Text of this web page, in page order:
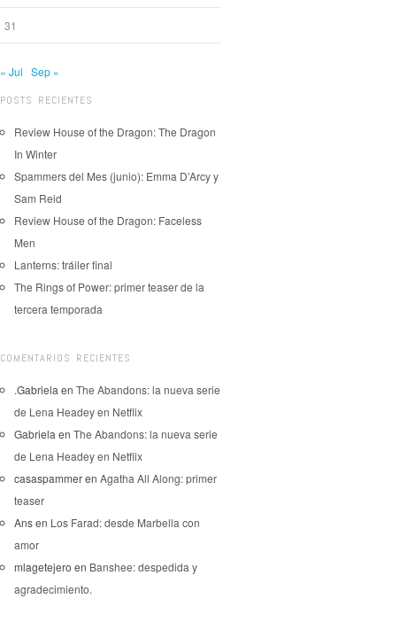
31
« Jul Sep »
POSTS RECIENTES
Review House of the Dragon: The Dragon
In Winter
Spammers del Mes (junio): Emma D’Arcy y
Sam Reid
Review House of the Dragon: Faceless
Men
Lanterns: tráiler final
The Rings of Power: primer teaser de la
tercera temporada
COMENTARIOS RECIENTES
.Gabriela en The Abandons: la nueva serie
de Lena Headey en Netflix
Gabriela en The Abandons: la nueva serie
de Lena Headey en Netflix
casaspammeren Agatha All Along: primer
teaser
Ansen Los Farad: desde Marbella con
amor
mlagetejero en Banshee: despedida y
agradecimiento.